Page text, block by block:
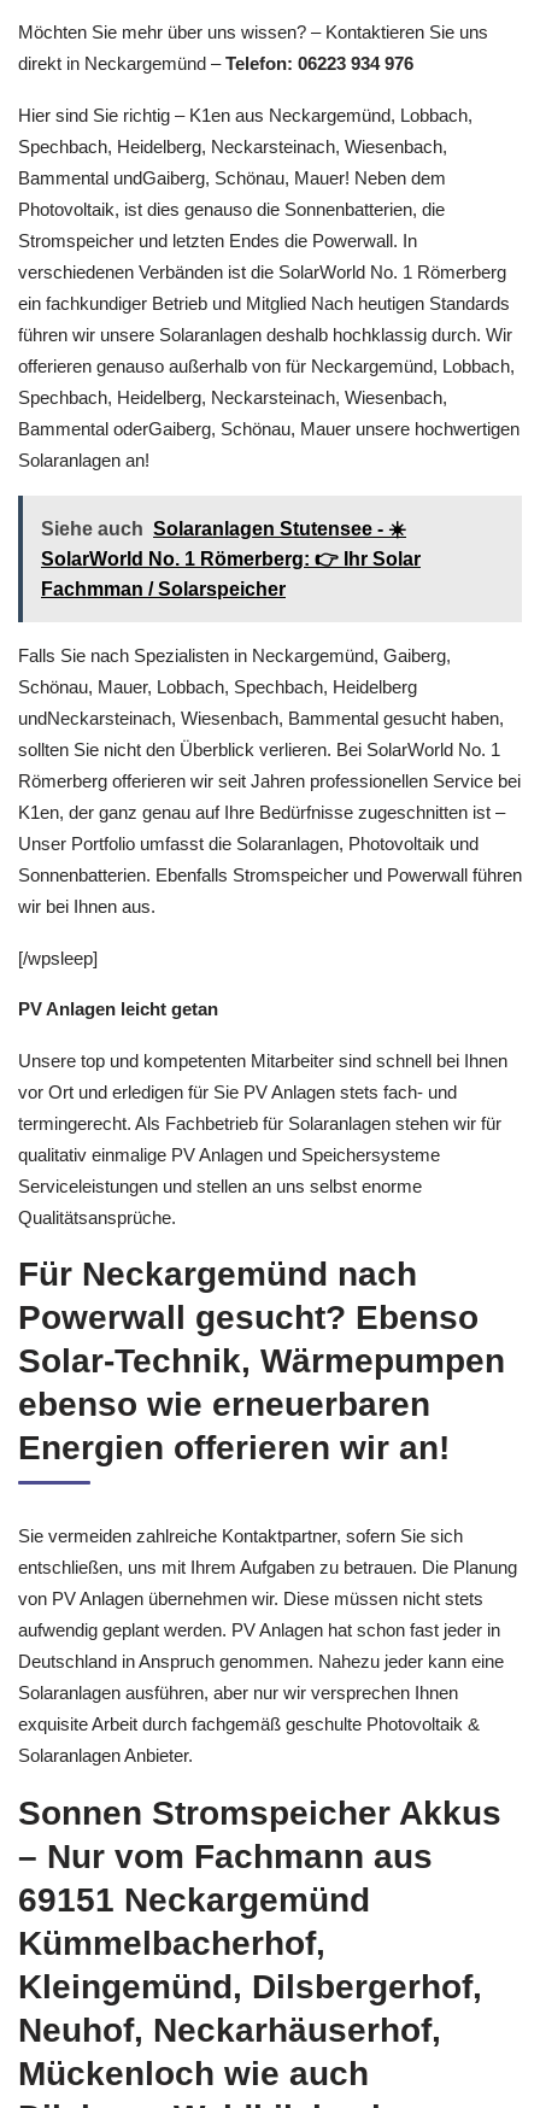
Möchten Sie mehr über uns wissen? – Kontaktieren Sie uns
direkt in Neckargemünd –Telefon: 06223 934 976
Hier sind Sie richtig – K1en aus Neckargemünd, Lobbach,
Spechbach, Heidelberg, Neckarsteinach, Wiesenbach,
Bammental undGaiberg, Schönau, Mauer! Neben dem
Photovoltaik, ist dies genauso die Sonnenbatterien, die
Stromspeicher und letzten Endes die Powerwall. In
verschiedenen Verbänden ist die SolarWorld No. 1 Römerberg
ein fachkundiger Betrieb und Mitglied Nach heutigen Standards
führen wir unsere Solaranlagen deshalb hochklassig durch. Wir
offerieren genauso außerhalb von für Neckargemünd, Lobbach,
Spechbach, Heidelberg, Neckarsteinach, Wiesenbach,
Bammental oderGaiberg, Schönau, Mauer unsere hochwertigen
Solaranlagen an!
Siehe auch Solaranlagen Stutensee - ☀️
SolarWorld No. 1 Römerberg: 👉 Ihr Solar
Fachmman / Solarspeicher
Falls Sie nach Spezialisten in Neckargemünd, Gaiberg,
Schönau, Mauer, Lobbach, Spechbach, Heidelberg
undNeckarsteinach, Wiesenbach, Bammental gesucht haben,
sollten Sie nicht den Überblick verlieren. Bei SolarWorld No. 1
Römerberg offerieren wir seit Jahren professionellen Service bei
K1en, der ganz genau auf Ihre Bedürfnisse zugeschnitten ist –
Unser Portfolio umfasst die Solaranlagen, Photovoltaik und
Sonnenbatterien. Ebenfalls Stromspeicher und Powerwall führen
wir bei Ihnen aus.
[/wpsleep]
PV Anlagen leicht getan
Unsere top und kompetenten Mitarbeiter sind schnell bei Ihnen
vor Ort und erledigen für Sie PV Anlagen stets fach- und
termingerecht. Als Fachbetrieb für Solaranlagen stehen wir für
qualitativ einmalige PV Anlagen und Speichersysteme
Serviceleistungen und stellen an uns selbst enorme
Qualitätsansprüche.
Für Neckargemünd nach
Powerwall gesucht? Ebenso
Solar-Technik, Wärmepumpen
ebenso wie erneuerbaren
Energien offerieren wir an!
Sie vermeiden zahlreiche Kontaktpartner, sofern Sie sich
entschließen, uns mit Ihrem Aufgaben zu betrauen. Die Planung
von PV Anlagen übernehmen wir. Diese müssen nicht stets
aufwendig geplant werden. PV Anlagen hat schon fast jeder in
Deutschland in Anspruch genommen. Nahezu jeder kann eine
Solaranlagen ausführen, aber nur wir versprechen Ihnen
exquisite Arbeit durch fachgemäß geschulte Photovoltaik &
Solaranlagen Anbieter.
Sonnen Stromspeicher Akkus
– Nur vom Fachmann aus
69151 Neckargemünd
Kümmelbacherhof,
Kleingemünd, Dilsbergerhof,
Neuhof, Neckarhäuserhof,
Mückenloch wie auch